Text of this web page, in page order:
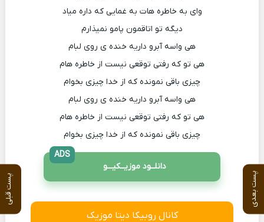
پست بعدی پست قبلی
وای به خاطره هات به غمایی که داره میاد
دیگه تو اتاقمون پامو نمیذارم
هی واسه آبرو داریه خنده ی روی لبام
هی تو که رفتی توقعی نیست از خاطره هام
چیزی باقی نمونده که از خدا چیزی بخوام
هی واسه آبرو داریه خنده ی روی لبام
هی تو که رفتی توقعی نیست از خاطره هام
چیزی باقی نمونده که از خدا چیزی بخوام
دانلــود موزیــکیـــو
ADS
کانال روبیکا دیتا موزیک